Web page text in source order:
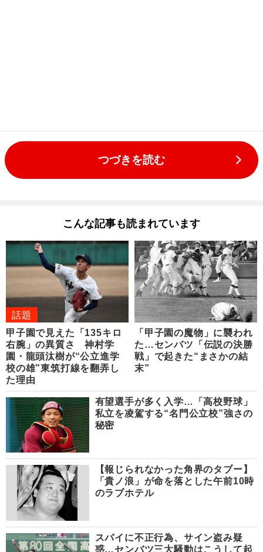
つづきを読む
こんな記事も読まれています
話題
甲子園で見えた「135キロ
右腕」の異質さ 神村学
園・龍頭汰樹が“公立進学
校の雄”東筑打線を翻弄し
た理由
「甲子園の魔物」に襲われ
た…センバツ「伝説の決勝
戦」で起きた“まさかの結
末”
有望選手が多く入学…「高校野球」
私立を凌駕する“名門公立校”強さの
秘密
【報じられなかった角界のタブー】
「貴ノ浪」が命を落とした午前10時
のラブホテル
スパイに不正行為、サイン盗み疑
惑…センバツ三大騒動はこうして起